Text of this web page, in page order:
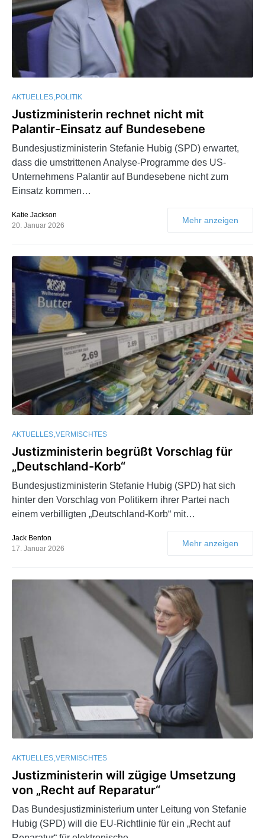
AKTUELLES POLITIK
Justizministerin rechnet nicht mit
Palantir-Einsatz auf Bundesebene
Bundesjustizministerin Stefanie Hubig (SPD) erwartet,
dass die umstrittenen Analyse-Programme des US-
Unternehmens Palantir auf Bundesebene nicht zum
Einsatz kommen…
Katie Jackson
20. Januar 2026
Mehr anzeigen
AKTUELLES VERMISCHTES
Justizministerin begrüßt Vorschlag für
„Deutschland-Korb“
Bundesjustizministerin Stefanie Hubig (SPD) hat sich
hinter den Vorschlag von Politikern ihrer Partei nach
einem verbilligten „Deutschland-Korb“ mit…
Jack Benton
17. Januar 2026
Mehr anzeigen
AKTUELLES VERMISCHTES
Justizministerin will zügige Umsetzung
von „Recht auf Reparatur“
Das Bundesjustizministerium unter Leitung von Stefanie
Hubig (SPD) will die EU-Richtlinie für ein „Recht auf